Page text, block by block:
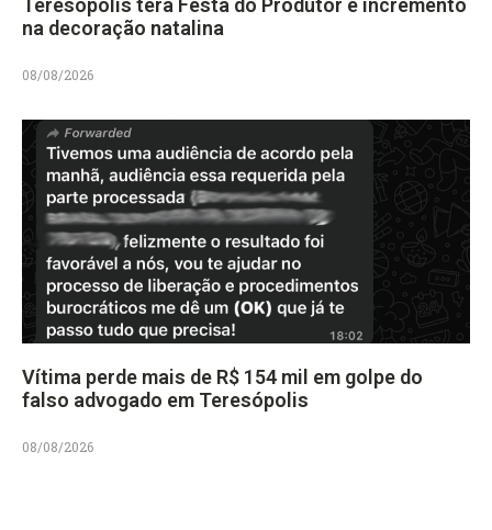
Teresópolis terá Festa do Produtor e incremento
na decoração natalina
08/08/2026
Vítima perde mais de R$ 154 mil em golpe do
falso advogado em Teresópolis
08/08/2026